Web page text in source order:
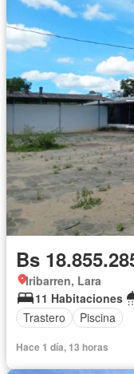
Bs
Iribarren, Lara
11 Habitaciones
Trastero
Piscina
Hace 1 día, 13 horas